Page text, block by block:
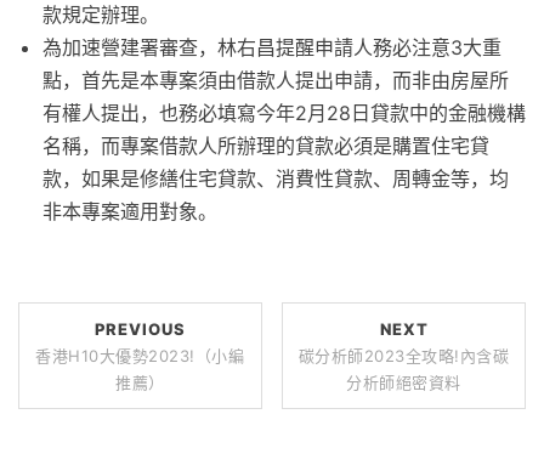
款規定辦理。
為加速營建署審查，林右昌提醒申請人務必注意3大重
點，首先是本專案須由借款人提出申請，而非由房屋所
有權人提出，也務必填寫今年2月28日貸款中的金融機構
名稱，而專案借款人所辦理的貸款必須是購置住宅貸
款，如果是修繕住宅貸款、消費性貸款、周轉金等，均
非本專案適用對象。
PREVIOUS
香港H10大優勢2023!（小編
推薦）
NEXT
碳分析師2023全攻略!內含碳
分析師絕密資料